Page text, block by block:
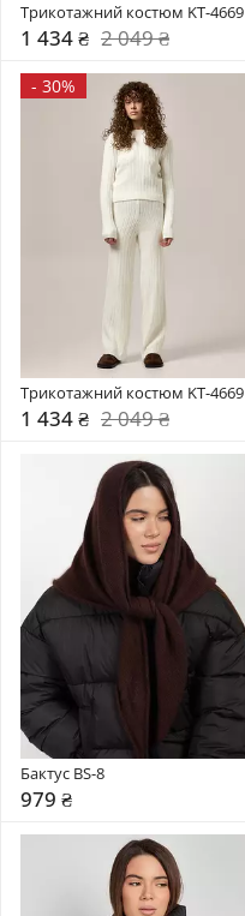
Трикотажний костюм KT-4669
1 434 ₴ 2 049 ₴
- 30%
Трикотажний костюм KT-4669
1 434 ₴ 2 049 ₴
Бактус BS-8
979 ₴